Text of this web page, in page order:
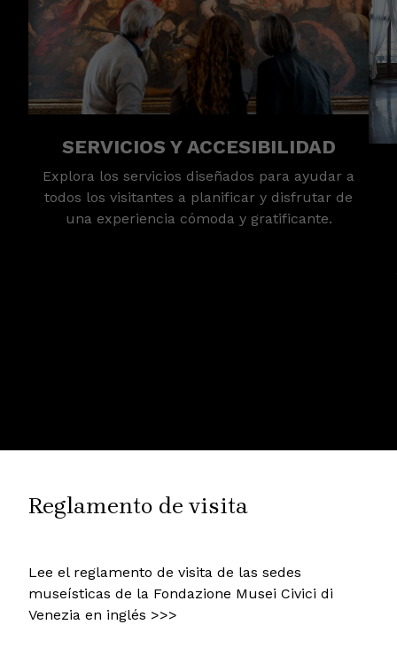
SERVICIOS Y ACCESIBILIDAD
Explora los servicios diseñados para ayudar a
todos los visitantes a planificar y disfrutar de
una experiencia cómoda y gratificante.
Reglamento de visita
Lee el reglamento de visita de las sedes
museísticas de la Fondazione Musei Civici di
Venezia en inglés >>>